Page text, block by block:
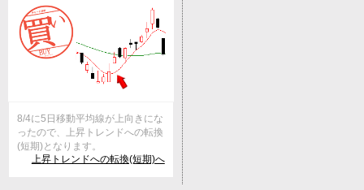
8/4に5日移動平均線が上向きにな
ったので、上昇トレンドへの転換
(短期)となります。
上昇トレンドへの転換(短期)へ